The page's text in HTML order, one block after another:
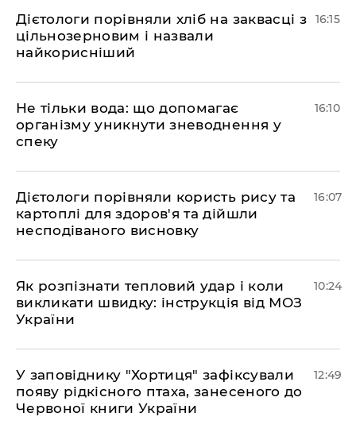
Дієтологи порівняли хліб на заквасці з
цільнозерновим і назвали
найкорисніший
16:15
Не тільки вода: що допомагає
організму уникнути зневоднення у
спеку
16:10
Дієтологи порівняли користь рису та
картоплі для здоров'я та дійшли
несподіваного висновку
16:07
Як розпізнати тепловий удар і коли
викликати швидку: інструкція від МОЗ
України
10:24
У заповіднику "Хортиця" зафіксували
появу рідкісного птаха, занесеного до
Червоної книги України
12:49